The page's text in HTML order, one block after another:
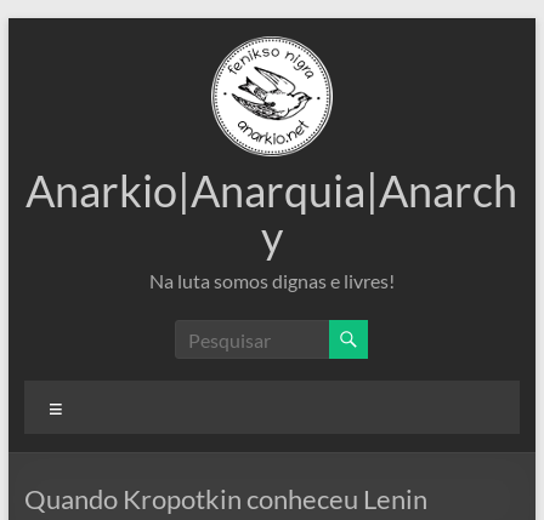
Anarkio|Anarquia|Anarch
y
Na luta somos dignas e livres!
Quando Kropotkin conheceu Lenin